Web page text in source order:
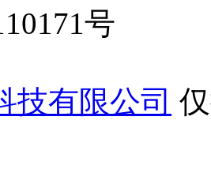
号
技有限公司